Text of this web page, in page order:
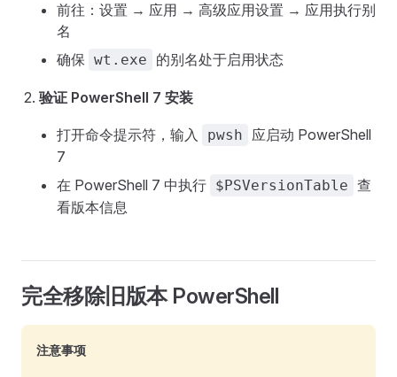
前往：设置 → 应用 → 高级应用设置 → 应用执行别
名
确保 wt.exe 的别名处于启用状态
验证 PowerShell 7 安装
打开命令提示符，输入 pwsh
应启动 PowerShell
7
在 PowerShell 7 中执行 $PSVersionTable 查
看版本信息
完全移除旧版本 PowerShell
注意事项